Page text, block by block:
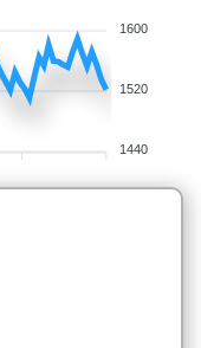
1600
1520
1440